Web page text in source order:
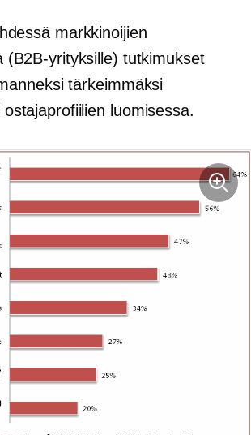
markkinoijien
(B2B-yrityksille) tutkimukset
tärkeimmäksi
luomisessa.